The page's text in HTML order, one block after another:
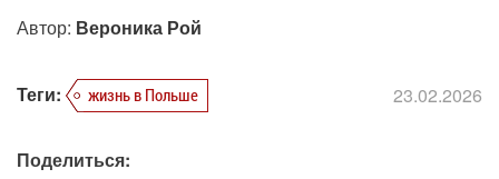
Автор: Вероника Рой
Теги: жизнь в Польше 23.02.2026
Поделиться: